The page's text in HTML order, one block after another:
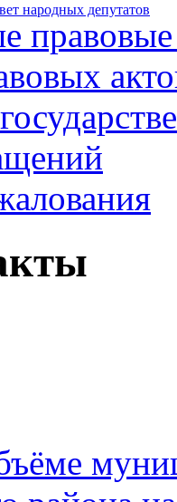
народных депутатов